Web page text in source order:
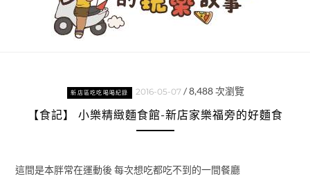
新店區吃吃喝喝紀錄 2016-05-07 /8,488次瀏覽
【食記】 小樂精緻麵食館-新店家樂福旁的好麵食
這間是本胖常在運動後 每次想吃都吃不到的一間餐廳